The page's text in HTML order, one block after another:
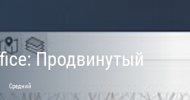
Продвинутый
Средний